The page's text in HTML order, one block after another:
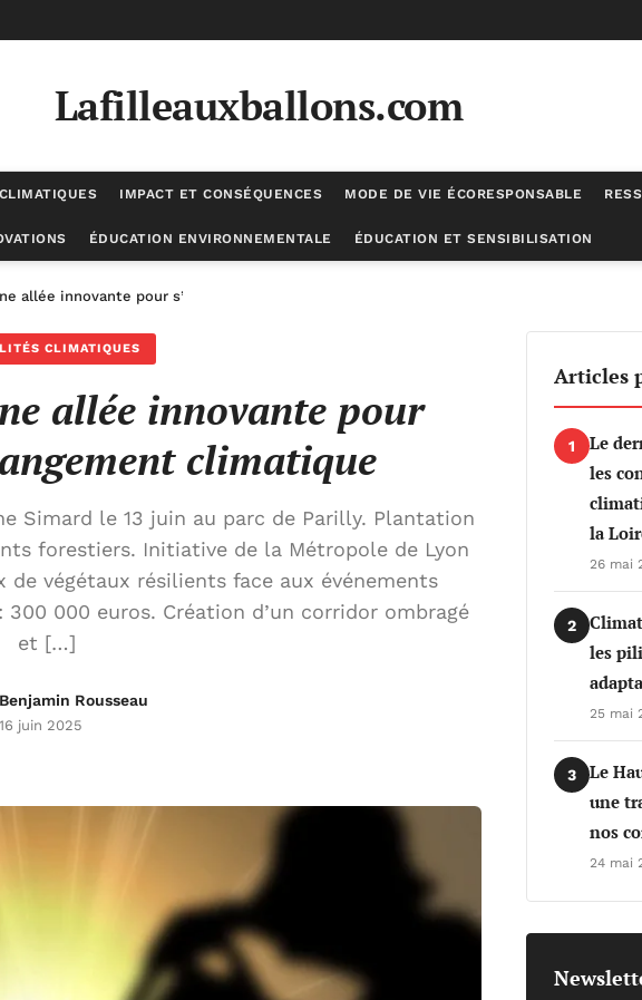
Lafilleauxballons.com
IMPACT ET CONSÉQUENCES MODE DE VIE ÉCORESPONSABLE
ÉDUCATION ENVIRONNEMENTALE ÉDUCATION ET SENSIBILISATION
allée innovante pour s’adapter au changement climatique
CLIMATIQUES
allée innovante pour
climatique
Simard le 13 juin au parc de Parilly. Plantation
forestiers. Initiative de la Métropole de Lyon
végétaux résilients face aux événements
000 euros. Création d’un corridor ombragé
et […]
Benjamin Rousseau
16 juin 2025
Articles
1
Le
les
la
26 mai
2
les
25 mai
3
Le
une
nos
24 mai